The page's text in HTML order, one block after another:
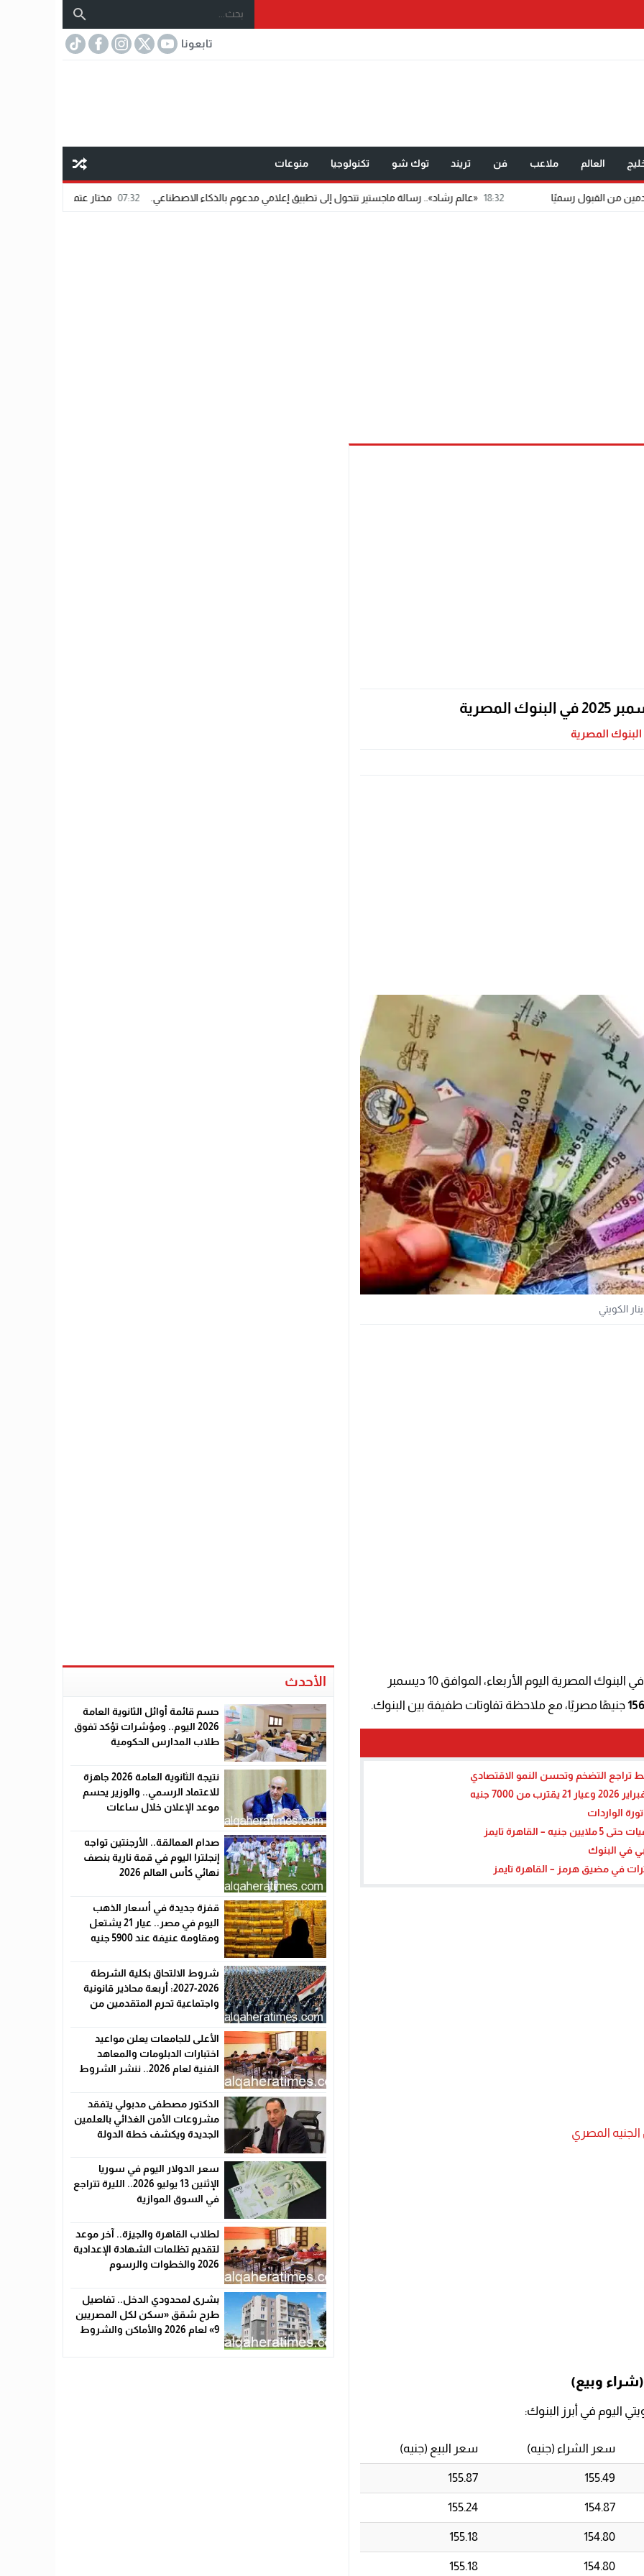
تابعونا
العالم ملاعب فن تريند توك شو تكنولوجيا منوعات
18:32 «عالم رشاد».. رسالة ماجستير تتحول إلى تطبيق إعلامي مدعوم بالذكاء الاصطناعي. 07:32 مختار عتمان.. «صديق المشاهير».. اسم شاب
البنوك المصرية
الكويتي
حالة من الاستقرار العام في البنوك المصرية اليوم الأربعاء، الموافق 10 ديسمبر
جنيهًا مصريًا، مع ملاحظة تفاوتات طفيفة بين البنوك.
الواردات
تايمز
الجنيه المصري
(شراء وبيع)
اليوم في أبرز البنوك:
سعر الشراء (جنيه) سعر البيع (جنيه)
155.49
155.87
154.87
155.24
154.80
155.18
154.80
155.18
الأحدث
حسم قائمة أوائل الثانوية العامة
2026 اليوم.. ومؤشرات تؤكد تفوق
طلاب المدارس الحكومية
نتيجة الثانوية العامة 2026 جاهزة
للاعتماد الرسمي.. والوزير يحسم
موعد الإعلان خلال ساعات
صدام العمالقة.. الأرجنتين تواجه
إنجلترا اليوم في قمة نارية بنصف
نهائي كأس العالم 2026
قفزة جديدة في أسعار الذهب
اليوم في مصر.. عيار 21 يشتعل
ومقاومة عنيفة عند 5900 جنيه
شروط الالتحاق بكلية الشرطة
2026-2027: أربعة محاذير قانونية
واجتماعية تحرم المتقدمين من
الأعلى للجامعات يعلن مواعيد
اختبارات الدبلومات والمعاهد
الفنية لعام 2026.. ننشر الشروط
الدكتور مصطفى مدبولي يتفقد
مشروعات الأمن الغذائي بالعلمين
الجديدة ويكشف خطة الدولة
سعر الدولار اليوم في سوريا
الإثنين 13 يوليو 2026.. الليرة تتراجع
في السوق الموازية
لطلاب القاهرة والجيزة.. آخر موعد
لتقديم تظلمات الشهادة الإعدادية
2026 والخطوات والرسوم
بشرى لمحدودي الدخل.. تفاصيل
طرح شقق «سكن لكل المصريين
9» لعام 2026 والأماكن والشروط